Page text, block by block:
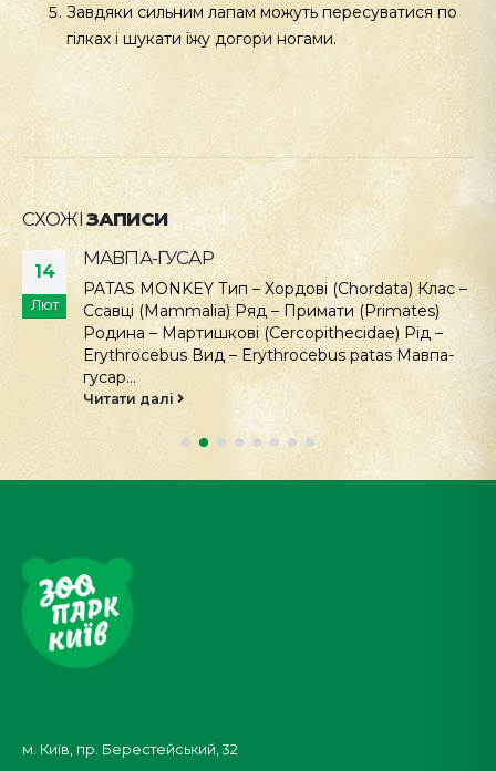
Завдяки сильним лапам можуть пересуватися по
гілках і шукати їжу догори ногами.
СХОЖІ ЗАПИСИ
14
Лют
МАВПА-ГУСАР
PATAS MONKEY Тип – Хордові (Chordata) Клас –
Ссавці (Mammalia) Ряд – Примати (Primates)
Родина – Мартишкові (Cercopithecidae) Рід –
Erythrocebus Вид – Erythrocebus patas Мавпа-
гусар...
Читати далі
м. Київ, пр. Берестейський, 32